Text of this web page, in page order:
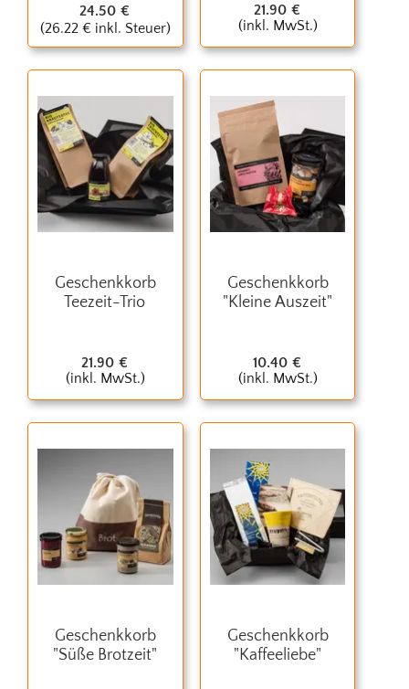
24.50 €
(26.22 € inkl. Steuer)
21.90 €
(inkl. MwSt.)
Geschenkkorb
Teezeit-Trio
21.90 €
(inkl. MwSt.)
Geschenkkorb
"Kleine Auszeit"
10.40 €
(inkl. MwSt.)
Geschenkkorb
"Süße Brotzeit"
Geschenkkorb
"Kaffeeliebe"